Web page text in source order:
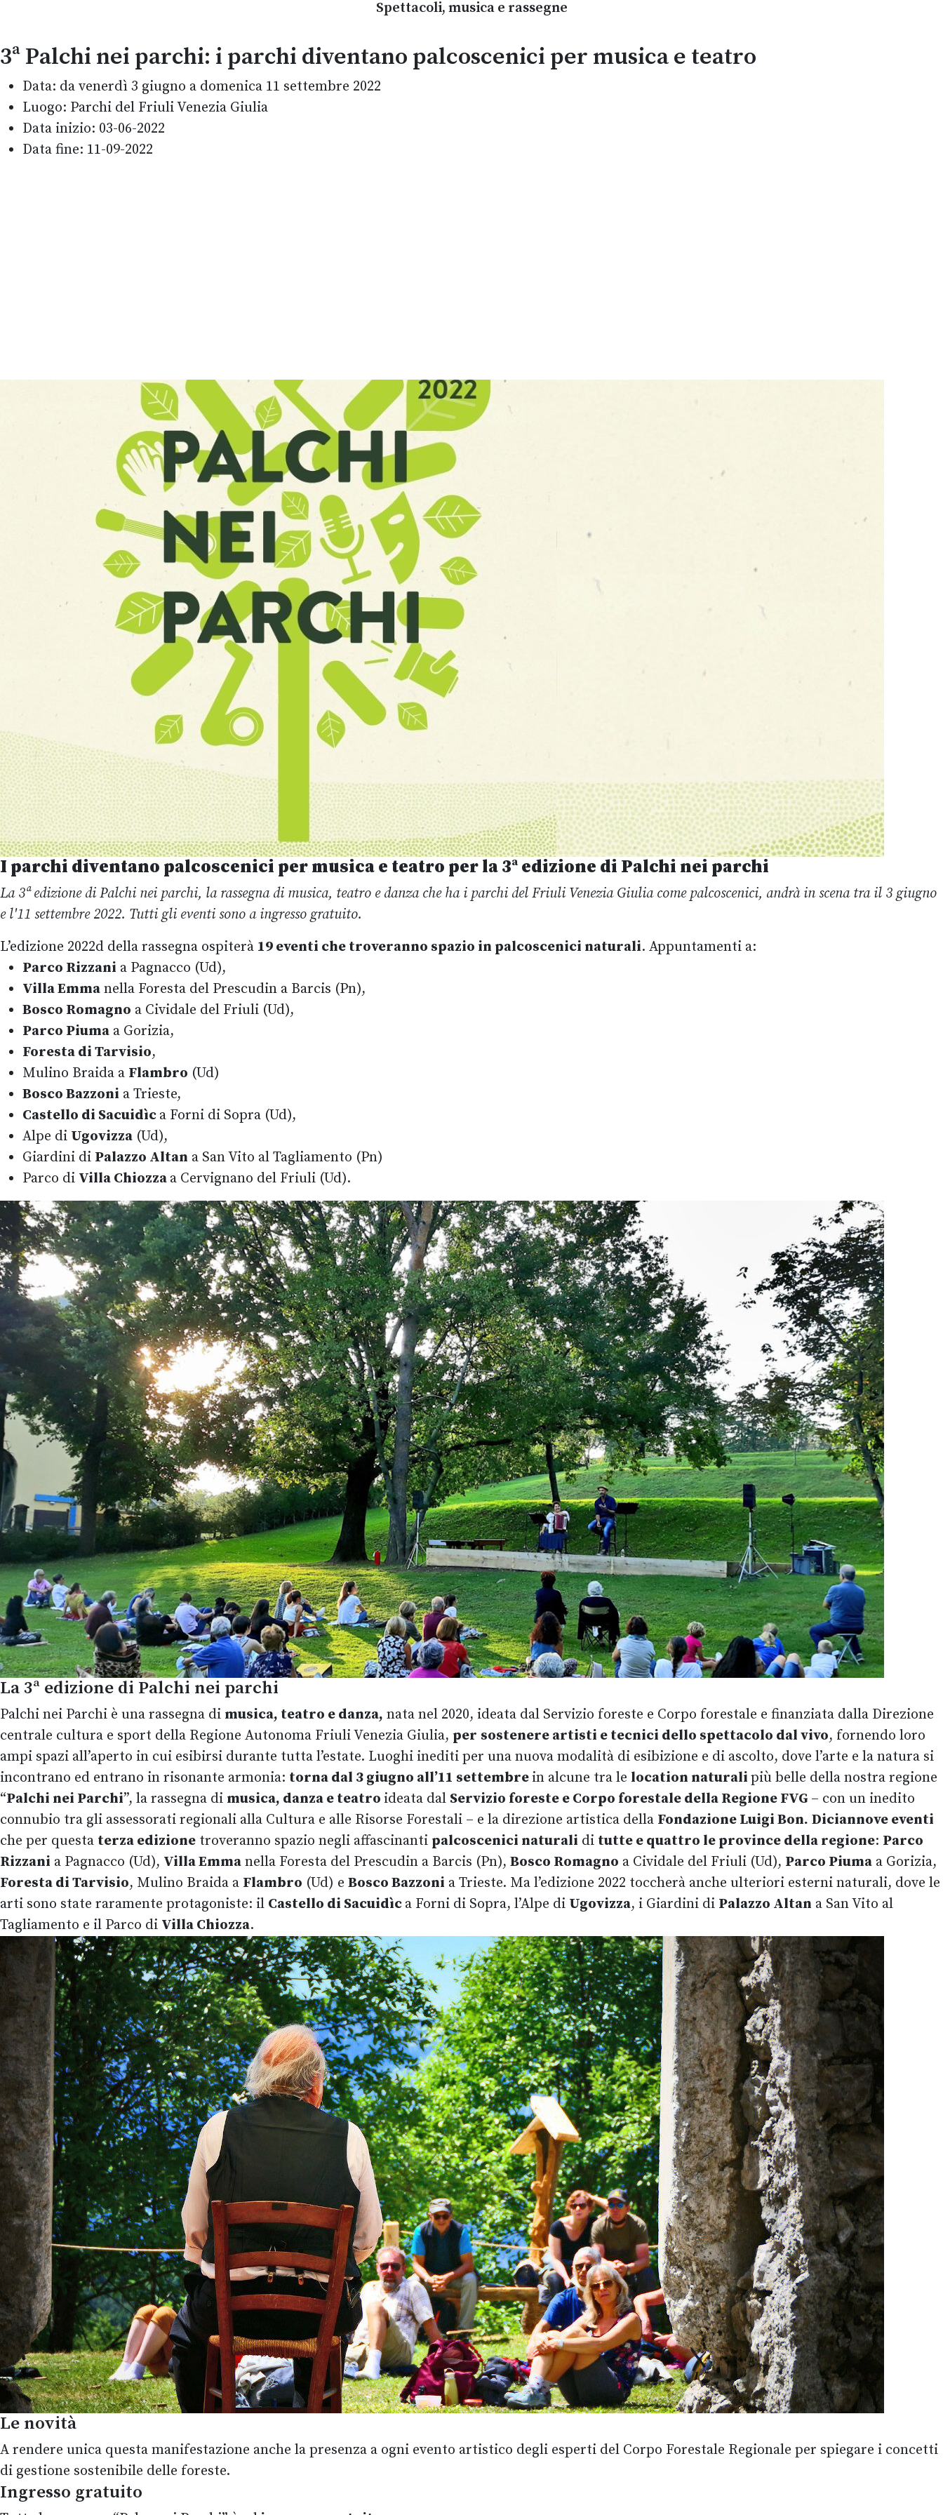
Spettacoli, musica e rassegne
3ª Palchi nei parchi: i parchi diventano palcoscenici per musica e teatro
Data: da venerdì 3 giugno a domenica 11 settembre 2022
Luogo: Parchi del Friuli Venezia Giulia
Data inizio: 03-06-2022
Data fine: 11-09-2022
I parchi diventano palcoscenici per musica e teatro per la 3ª edizione di Palchi nei parchi
La 3ª edizione di Palchi nei parchi, la rassegna di musica, teatro e danza che ha i parchi del Friuli Venezia Giulia come palcoscenici, andrà in scena tra il 3 giugno
e l'11 settembre 2022. Tutti gli eventi sono a ingresso gratuito.
L’edizione 2022d della rassegna ospiterà 19 eventi che troveranno spazio in palcoscenici naturali. Appuntamenti a:
Parco Rizzani a Pagnacco (Ud),
Villa Emma nella Foresta del Prescudin a Barcis (Pn),
Bosco Romagno a Cividale del Friuli (Ud),
Parco Piuma a Gorizia,
Foresta di Tarvisio,
Mulino Braida a Flambro (Ud)
Bosco Bazzoni a Trieste,
Castello di Sacuidìca Forni di Sopra (Ud),
Alpe di Ugovizza (Ud),
Giardini di Palazzo Altan a San Vito al Tagliamento (Pn)
Parco di Villa Chiozzaa Cervignano del Friuli (Ud).
La 3ª edizione di Palchi nei parchi
Palchi nei Parchi è una rassegna di musica, teatro e danza, nata nel 2020, ideata dal Servizio foreste e Corpo forestale e finanziata dalla Direzione
centrale cultura e sport della Regione Autonoma Friuli Venezia Giulia, per sostenere artisti e tecnici dello spettacolo dal vivo, fornendo loro
ampi spazi all’aperto in cui esibirsi durante tutta l’estate. Luoghi inediti per una nuova modalità di esibizione e di ascolto, dove l’arte e la natura si
incontrano ed entrano in risonante armonia: torna dal 3 giugno all’11 settembre in alcune tra le location naturali più belle della nostra regione
“Palchi nei Parchi”, la rassegna di musica, danza e teatro ideata dal Servizio foreste e Corpo forestale della Regione FVG – con un inedito
connubio tra gli assessorati regionali alla Cultura e alle Risorse Forestali – e la direzione artistica della Fondazione Luigi Bon. Diciannove eventi
che per questa terza edizione troveranno spazio negli affascinanti palcoscenici naturali di tutte e quattro le province della regione: Parco
Rizzani a Pagnacco (Ud), Villa Emma nella Foresta del Prescudin a Barcis (Pn), Bosco Romagno a Cividale del Friuli (Ud), Parco Piuma a Gorizia,
Foresta di Tarvisio, Mulino Braida a Flambro (Ud) e Bosco Bazzoni a Trieste. Ma l’edizione 2022 toccherà anche ulteriori esterni naturali, dove le
arti sono state raramente protagoniste: il Castello di Sacuidìca Forni di Sopra, l’Alpe di Ugovizza, i Giardini di Palazzo Altan a San Vito al
Tagliamento e il Parco di Villa Chiozza.
Le novità
A rendere unica questa manifestazione anche la presenza a ogni evento artistico degli esperti del Corpo Forestale Regionale per spiegare i concetti
di gestione sostenibile delle foreste.
Ingresso gratuito